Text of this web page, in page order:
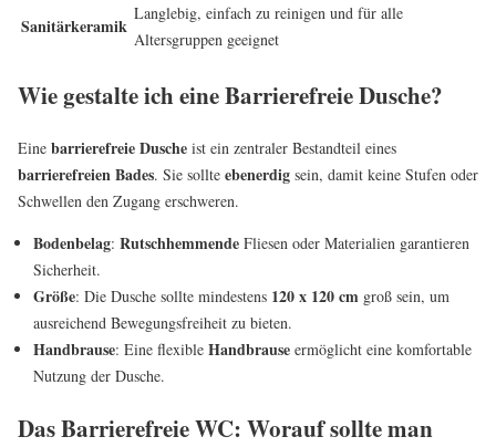
Sanitärkeramik
Langlebig, einfach zu reinigen und für alle
Altersgruppen geeignet
Wie gestalte ich eine Barrierefreie Dusche?
Eine barrierefreie Dusche ist ein zentraler Bestandteil eines
barrierefreien Bades. Sie sollte ebenerdig sein, damit keine Stufen oder
Schwellen den Zugang erschweren.
Bodenbelag: Rutschhemmende Fliesen oder Materialien garantieren
Sicherheit.
Größe: Die Dusche sollte mindestens 120 x 120 cm groß sein, um
ausreichend Bewegungsfreiheit zu bieten.
Handbrause: Eine flexible Handbrause ermöglicht eine komfortable
Nutzung der Dusche.
Das Barrierefreie WC: Worauf sollte man